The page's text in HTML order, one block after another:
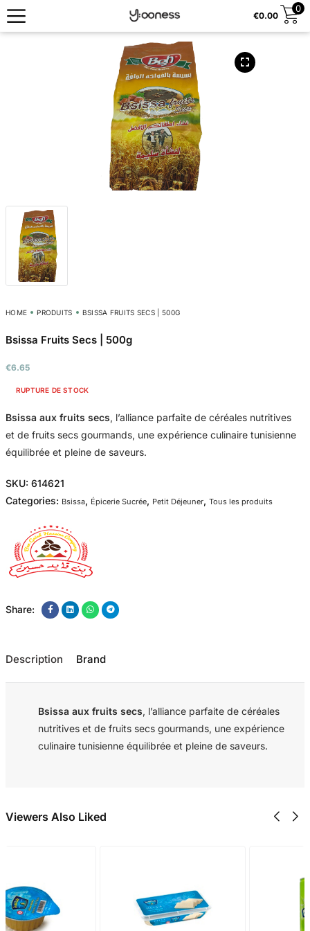
€0.00
0
HOME PRODUITS BSISSA FRUITS SECS | 500G
Bsissa Fruits Secs | 500g
€6.65
RUPTURE DE STOCK
Bsissa aux fruits secs, l’alliance parfaite de céréales nutritives
et de fruits secs gourmands, une expérience culinaire tunisienne
équilibrée et pleine de saveurs.
SKU: 614621
Categories: Bsissa, Épicerie Sucrée, Petit Déjeuner, Tous les produits
Share:
Description Brand
Bsissa aux fruits secs, l’alliance parfaite de céréales
nutritives et de fruits secs gourmands, une expérience
culinaire tunisienne équilibrée et pleine de saveurs.
Viewers Also Liked